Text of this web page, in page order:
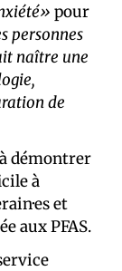
pour
personnes
naître une
de
démontrer
à
et
aux PFAS.